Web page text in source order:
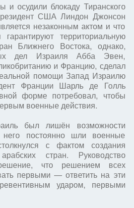
и осудили блокаду Тиранского
США Линдон Джонсон
незаконным актом и что
территориальную
Ближнего Востока, однако,
дел Израиля Абба Эвен,
и Францию, сделал
помощи Запад Израилю
Франции Шарль де Голль
форме потребовал, чтобы
военные действия.
был лишён возможности
него постоянно шли военные
с фактом создания
стран. Руководство
что решением всех
первыми — ответить на эти
ударом, первыми